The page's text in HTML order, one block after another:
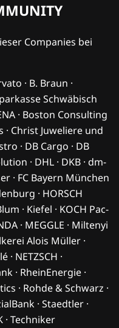
Companies bei
· B. Braun ·
Schwäbisch
· Boston Consulting
· Christ Juweliere und
· DB Cargo · DB
· DHL · DKB · dm-
· FC Bayern München
· HORSCH
· Kiefel · KOCH Pac-
· MEGGLE · Miltenyi
Alois Müller ·
· NETZSCH ·
· RheinEnergie ·
· Rohde & Schwarz ·
· Staedtler ·
· Techniker